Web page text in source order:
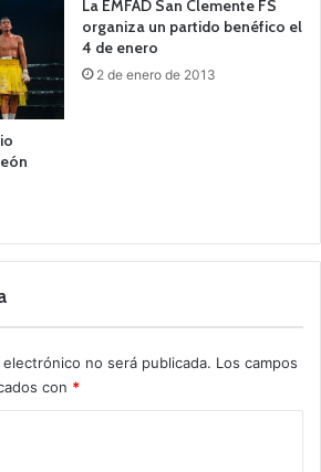
La EMFAD San Clemente FS
organiza un partido benéfico el
4 de enero
2 de enero de 2013
no será publicada. Los campos
con *